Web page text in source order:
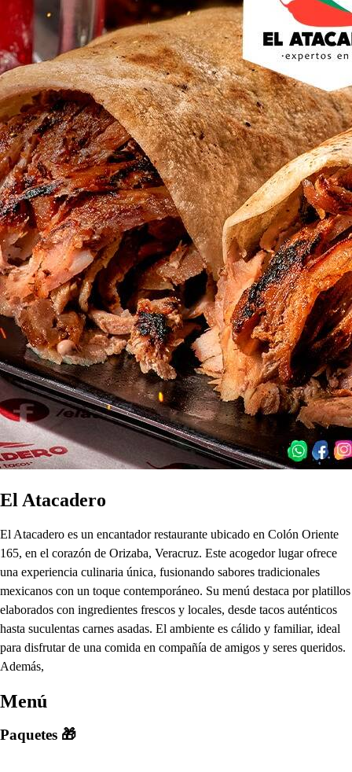
El Atacadero
El Atacadero es un encantador restaurante ubicado en Colón Oriente
165, en el corazón de Orizaba, Veracruz. Este acogedor lugar ofrece
una experiencia culinaria única, fusionando sabores tradicionales
mexicanos con un toque contemporáneo. Su menú destaca por platillos
elaborados con ingredientes frescos y locales, desde tacos auténticos
hasta suculentas carnes asadas. El ambiente es cálido y familiar, ideal
para disfrutar de una comida en compañía de amigos y seres queridos.
Además,
Menú
Paquetes 🎁